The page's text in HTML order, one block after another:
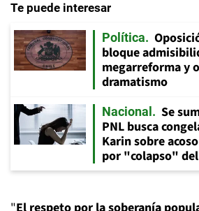
Te puede interesar
Política
bloque
megarreforma y
dramatismo
Nacional
Se
PNL busca
Karin sobre
por "colapso"